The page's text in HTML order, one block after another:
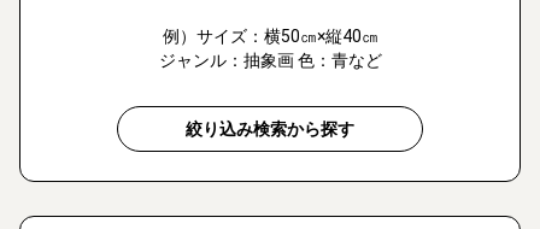
例）サイズ：横50㎝×縦40㎝
ジャンル：抽象画 色：青など
絞り込み検索から探す